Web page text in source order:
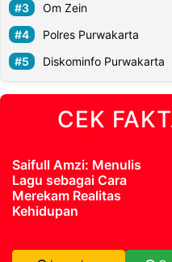
Om Zein
Polres Purwakarta
Diskominfo Purwakarta
CEK
Saifull Amzi: Menulis
Lagu sebagai Cara
Merekam Realitas
Kehidupan